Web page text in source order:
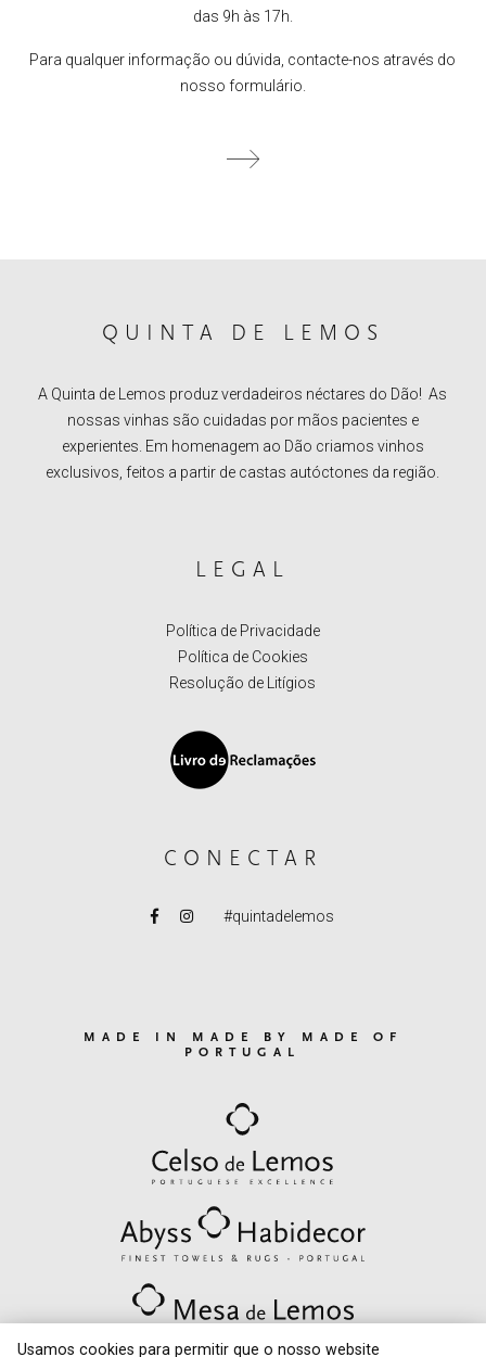
das 9h às 17h.
Para qualquer informação ou dúvida, contacte-nos através do
nosso formulário.
QUINTA DE LEMOS
A Quinta de Lemos produz verdadeiros néctares do Dão! As
nossas vinhas são cuidadas por mãos pacientes e
experientes. Em homenagem ao Dão criamos vinhos
exclusivos, feitos a partir de castas autóctones da região.
LEGAL
Política de Privacidade
Política de Cookies
Resolução de Litígios
CONECTAR
#quintadelemos
MADE IN MADE BY MADE OF
PORTUGAL
Usamos cookies para permitir que o nosso website